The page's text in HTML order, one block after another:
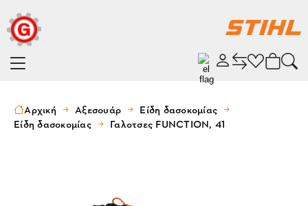
Αρχική Αξεσουάρ
Είδη δασοκομίας
Είδη δασοκομίας
Γαλοτσες FUNCTION, 41